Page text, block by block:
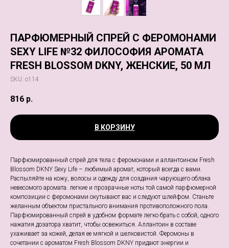
ПАРФЮМЕРНЫЙ СПРЕЙ С ФЕРОМОНАМИ
SEXY LIFE №32 ФИЛОСОФИЯ АРОМАТА
FRESH BLOSSOM DKNY, ЖЕНСКИЕ, 50 МЛ
SKU: о114
816 р.
В КОРЗИНУ
Парфюмированный спрей для тела с феромонами и аллантоином Fresh
Blossom DKNY Sexy Life – любимый аромат, который всегда с вами.
Распыляйте на кожу, волосы и одежду для создания чарующего облака
невесомого аромата. легкие и прозрачные ноты той самой парфюмерной
композиции с феромонами окутывают вас и следуют шлейфом. Станьте
желанным объектом пристального внимания противоположного пола.
Парфюмированный спрей в удобном формате легко брать с собой, одного
нажатия дозатора хватит, чтобы освежиться. Аллантоин в составе
ухаживает за кожей, делая ее мягкой и шелковистой. Феромоны в
сочетании с ароматом Fresh Blossom DKNY придают энергии и